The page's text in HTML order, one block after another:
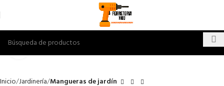
Click to enlarge
Inicio Jardinería Mangueras de jardín